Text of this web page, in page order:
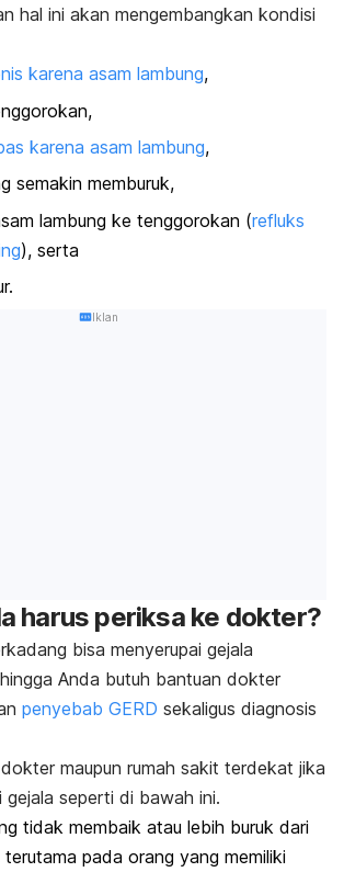
hal ini akan mengembangkan kondisi
karena asam lambung,
karena asam lambung,
semakin memburuk,
lambung ke tenggorokan (refluks
), serta
Iklan
harus periksa ke dokter?
bisa menyerupai gejala
Anda butuh bantuan dokter
penyebab GERD sekaligus diagnosis
maupun rumah sakit terdekat jika
gejala seperti di bawah ini.
tidak membaik atau lebih buruk dari
terutama pada orang yang memiliki